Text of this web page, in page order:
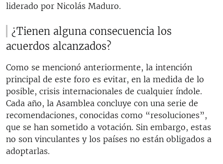
liderado por Nicolás Maduro.
¿Tienen alguna consecuencia los
acuerdos alcanzados?
Como se mencionó anteriormente, la intención
principal de este foro es evitar, en la medida de lo
posible, crisis internacionales de cualquier índole.
Cada año, la Asamblea concluye con una serie de
recomendaciones, conocidas como “resoluciones”,
que se han sometido a votación. Sin embargo, estas
no son vinculantes y los países no están obligados a
adoptarlas.